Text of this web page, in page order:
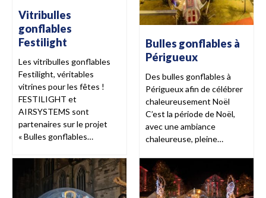
Vitribulles
gonflables
Festilight
Les vitribulles gonflables
Festilight, véritables
vitrines pour les fêtes !
FESTILIGHT et
AIRSYSTEMS sont
partenaires sur le projet
« Bulles gonflables…
Bulles gonflables à
Périgueux
Des bulles gonflables à
Périgueux afin de célébrer
chaleureusement Noël
C’est la période de Noël,
avec une ambiance
chaleureuse, pleine…